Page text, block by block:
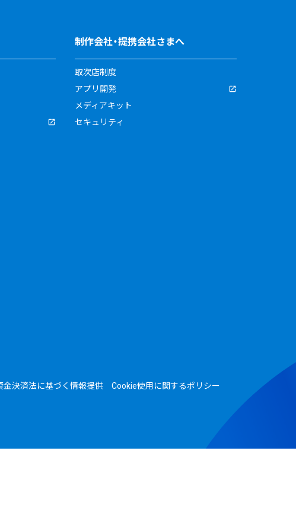
制作会社・提携会社さまへ
取次店制度
アプリ開発
メディアキット
セキュリティ
金決済法に基づく情報提供
Cookie使用に関するポリシー